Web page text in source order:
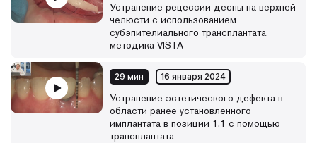
Устранение рецессии десны на верхней
челюсти с использованием
субэпителиального трансплантата,
методика VISTA
29 мин 16 января 2024
Устранение эстетического дефекта в
области ранее установленного
имплантата в позиции 1.1 с помощью
трансплантата